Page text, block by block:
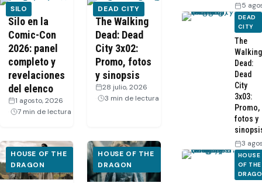
SILO
Silo en la
Comic-Con
2026: panel
completo y
revelaciones
del elenco
1 agosto, 2026
7 min de lectura
DEAD CITY
The Walking
Dead: Dead
City 3x02:
Promo, fotos
y sinopsis
28 julio, 2026
3 min de lectura
HOUSE OF THE
DRAGON
HOUSE OF THE
DRAGON
5
DEAD
CITY
The
Walking
Dead:
Dead
City
3x03:
Promo,
fotos y
3
HOUSE
OF THE